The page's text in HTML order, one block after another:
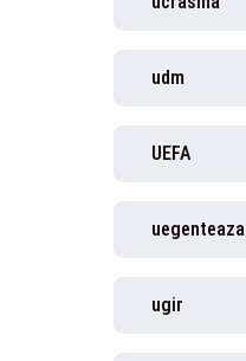
udm
UEFA
uegenteaza
ugir